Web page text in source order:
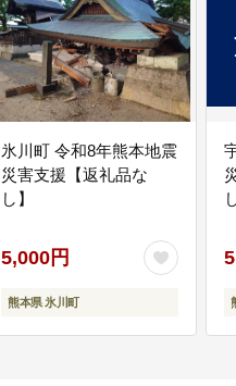
氷川町 令和8年熊本地震
災害支援【返礼品な
し】
5,000円
熊本県 氷川町